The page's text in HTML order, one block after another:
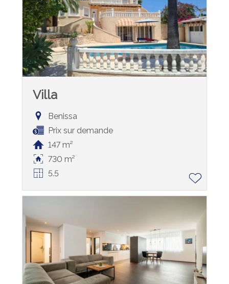
Villa
Benissa
Prix sur demande
147 m²
730 m²
5.5